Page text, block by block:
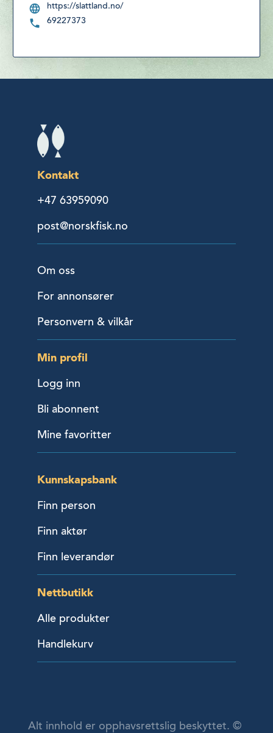
https://slattland.no/
69227373
Kontakt
+47 63959090
post@norskfisk.no
Om oss
For annonsører
Personvern & vilkår
Min profil
Logg inn
Bli abonnent
Mine favoritter
Kunnskapsbank
Finn person
Finn aktør
Finn leverandør
Nettbutikk
Alle produkter
Handlekurv
Alt innhold er opphavsrettslig beskyttet. ©